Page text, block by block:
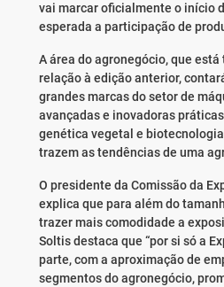
vai marcar oficialmente o início
esperada a participação de
A área do agronegócio, que
relação à edição anterior,
grandes marcas do setor de
avançadas e inovadoras
genética vegetal e
trazem as tendências de uma
O presidente da Comissão da
explica que para além do
trazer mais comodidade a
Soltis destaca que “por si só a
parte, com a aproximação de
segmentos do agronegócio,